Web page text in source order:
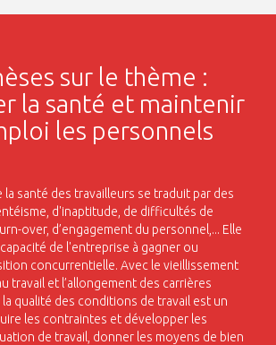
sur le thème :
la santé et maintenir
les personnels
la santé des travailleurs se traduit par des
d'inaptitude, de difficultés de
over, d’engagement du personnel,... Elle
de l'entreprise à gagner ou
concurrentielle. Avec le vieillissement
travail et l’allongement des carrières
qualité des conditions de travail est un
les contraintes et développer les
de travail, donner les moyens de bien